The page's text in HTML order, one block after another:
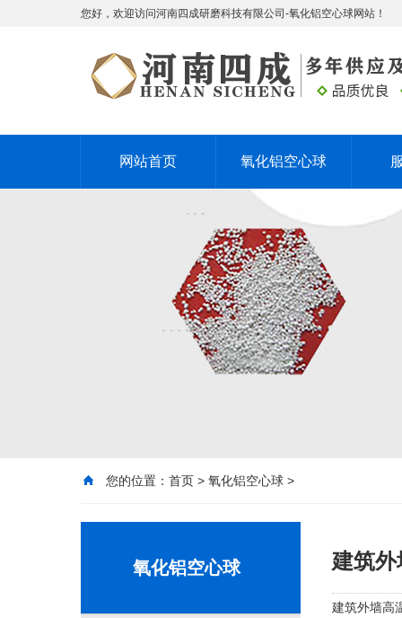
您好，欢迎访问河南四成研磨科技有限公司-氧化铝空心球网站！
网站首页 氧化铝空心球
您的位置： 首页 > 氧化铝空心球 >
氧化铝空心球 建筑
建筑外墙高